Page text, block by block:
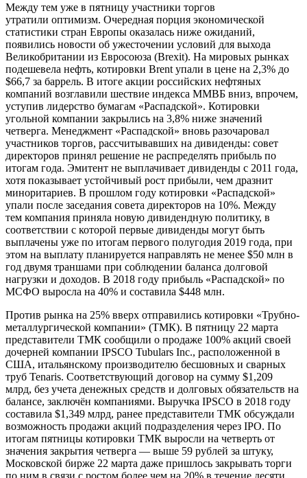
Между тем уже в пятницу участники торгов
утратили оптимизм. Очередная порция экономической
статистики стран Европы оказалась ниже ожиданий,
появились новости об ужесточении условий для выхода
Великобритании из Евросоюза (Brexit). На мировых рынках
подешевела нефть, котировки Brent упали в цене на 2,3% до
$66,7 за баррель. В итоге акции российских нефтяных
компаний возглавили шествие индекса ММВБ вниз, впрочем,
уступив лидерство бумагам «Распадской». Котировки
угольной компании закрылись на 3,8% ниже значений
четверга. Менеджмент «Распадской» вновь разочаровал
участников торгов, рассчитывавших на дивиденды: совет
директоров принял решение не распределять прибыль по
итогам года. Эмитент не выплачивает дивиденды с 2011 года,
хотя показывает устойчивый рост прибыли, чем дразнит
миноритариев. В прошлом году котировки «Распадской»
упали после заседания совета директоров на 10%. Между
тем компания приняла новую дивидендную политику, в
соответствии с которой первые дивиденды могут быть
выплачены уже по итогам первого полугодия 2019 года, при
этом на выплату планируется направлять не менее $50 млн в
год двумя траншами при соблюдении баланса долговой
нагрузки и доходов. В 2018 году прибыль «Распадской» по
МСФО выросла на 40% и составила $448 млн.
Против рынка на 25% вверх отправились котировки «Трубно-
металлургической компании» (ТМК). В пятницу 22 марта
представители ТМК сообщили о продаже 100% акций своей
дочерней компании IPSCO Tubulars Inc., расположенной в
США, итальянскому производителю бесшовных и сварных
труб Tenaris. Соответствующий договор на сумму $1,209
млрд, без учета денежных средств и долговых обязательств на
балансе, заключён компаниями. Выручка IPSCO в 2018 году
составила $1,349 млрд, ранее представители ТМК обсуждали
возможность продажи акций подразделения через IPO. По
итогам пятницы котировки ТМК выросли на четверть от
значения закрытия четверга — выше 59 рублей за штуку,
Московской бирже 22 марта даже пришлось закрывать торги
по ним в связи с ростом более чем на 20% в течение десяти